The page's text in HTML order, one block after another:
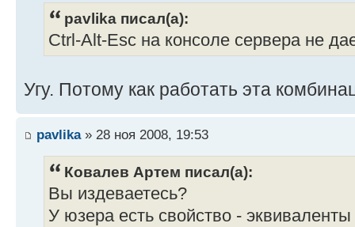
pavlika писал(а):
Ctrl-Alt-Esc на консоле сервера не
Угу. Потому как работать эта
pavlika» 28 ноя 2008, 19:53
Ковалев Артем писал(а):
Вы издеваетесь?
У юзера есть свойство - эквиваленты